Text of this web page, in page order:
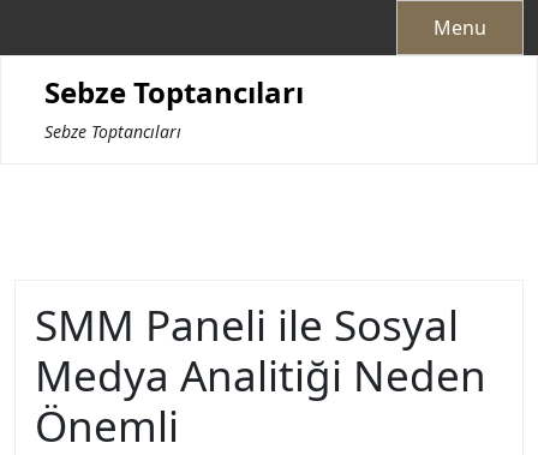
Menu
Sebze Toptancıları
Sebze Toptancıları
SMM Paneli ile Sosyal
Medya Analitiği Neden
Önemli